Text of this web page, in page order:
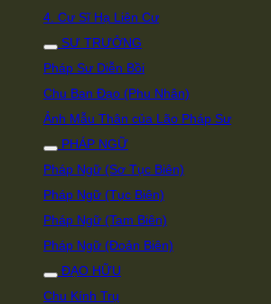
4. Cư Sĩ Hạ Liên Cư
SƯ TRƯỞNG
Pháp Sư Diễn Bồi
Chu Ban Đạo (Phu Nhân)
Ảnh Mẫu Thân của Lão Pháp Sư
PHÁP NGỮ
Pháp Ngữ (Sơ Tục Biên)
Pháp Ngữ (Tục Biên)
Pháp Ngữ (Tam Biên)
Pháp Ngữ (Đoản Biên)
ĐẠO HỮU
Chu Kính Trụ